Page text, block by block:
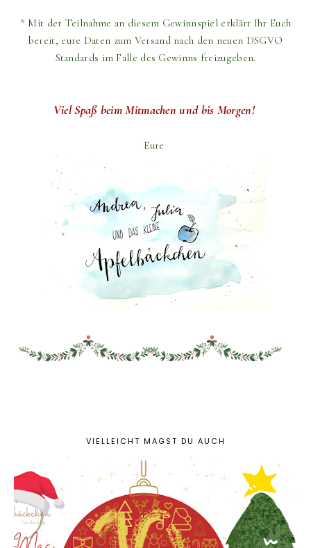
* Mit der Teilnahme an diesem Gewinnspiel erklärt Ihr Euch
bereit, eure Daten zum Versand nach den neuen DSGVO
Standards im Falle des Gewinns freizugeben.
Viel Spaß beim Mitmachen und bis Morgen!
Eure
VIELLEICHT MAGST DU AUCH